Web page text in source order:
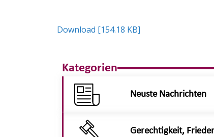
Download [154.18 KB]
Kategorien
Neuste Nachrichten
Gerechtigkeit,